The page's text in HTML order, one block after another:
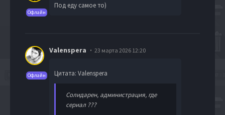
Офлайн
Под еду самое то)
Офлайн
Valenspera 23 марта 2026 12:20
Цитата: Valenspera
Солидарен, администрация, где
сериал ???